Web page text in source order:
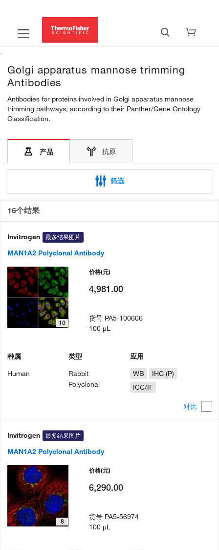
Golgi apparatus mannose trimming
Antibodies
Antibodies for proteins involved in Golgi apparatus mannose
trimming pathways; according to their Panther/Gene Ontology
Classification.
产品 抗原
筛选
16个结果
Invitrogen 最多结果图片
MAN1A2 Polyclonal Antibody
对比
10
种属
Human
类型
Rabbit
Polyclonal
应用
WB
IHC (P)
ICC/IF
价格(元)
4,981.00
货号 PA5-100606
100 µL
Invitrogen 最多结果图片
MAN1A2 Polyclonal Antibody
8
价格(元)
6,290.00
货号 PA5-56974
100 µL